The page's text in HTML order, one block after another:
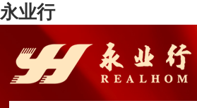
永业行